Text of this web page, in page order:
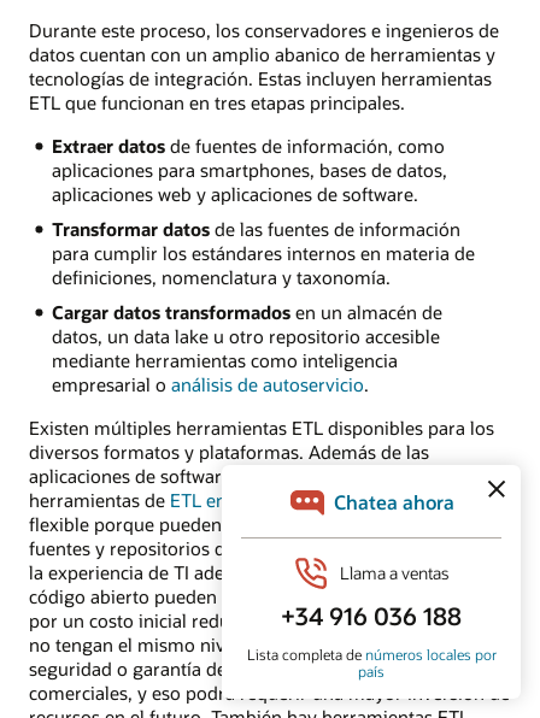
Durante este proceso, los conservadores e ingenieros de
datos cuentan con un amplio abanico de herramientas y
tecnologías de integración. Estas incluyen herramientas
ETL que funcionan en tres etapas principales.
Extraer datosde fuentes de información, como
aplicaciones para smartphones, bases de datos,
aplicaciones web y aplicaciones de software.
Transformar datosde las fuentes de información
para cumplir los estándares internos en materia de
definiciones, nomenclatura y taxonomía.
Cargar datos transformadosen un almacén de
datos, un data lake u otro repositorio accesible
mediante herramientas como inteligencia
empresarial o análisis de autoservicio.
Existen múltiples herramientas ETL disponibles para los
diversos formatos y plataformas. Además de las
aplicaciones de software ETL tradicionales, las
herramientas de ETL en la nubepermiten un acceso
flexible porque pueden conectar de forma más sencilla
fuentes y repositorios dispares. En el caso de que tengas
la experiencia de TI adecuada, las herramientas de ETL de
código abierto pueden proporcionar funciones sólidas
por un costo inicial reducido. Sin embargo, es posible que
no tengan el mismo nivel de desarrollo de características,
seguridad o garantía de calidad que los productos
comerciales, y eso podrá requerir una mayor inversión de